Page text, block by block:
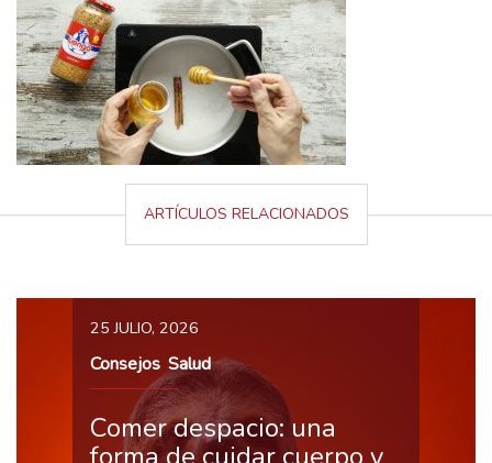
ARTÍCULOS RELACIONADOS
25 JULIO, 2026
Consejos, Salud
Comer despacio: una